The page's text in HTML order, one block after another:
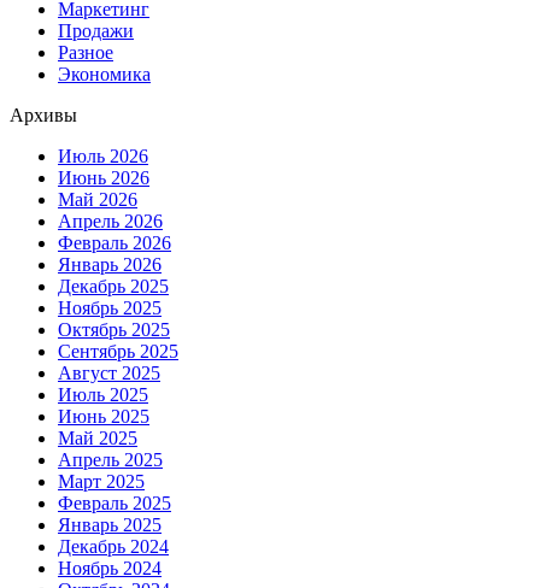
Маркетинг
Продажи
Разное
Экономика
Архивы
Июль 2026
Июнь 2026
Май 2026
Апрель 2026
Февраль 2026
Январь 2026
Декабрь 2025
Ноябрь 2025
Октябрь 2025
Сентябрь 2025
Август 2025
Июль 2025
Июнь 2025
Май 2025
Апрель 2025
Март 2025
Февраль 2025
Январь 2025
Декабрь 2024
Ноябрь 2024